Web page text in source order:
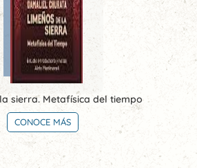
sierra. Metafísica del tiempo
CONOCE MÁS